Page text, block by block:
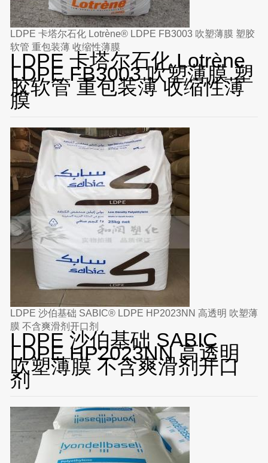
LDPE 卡塔尔石化 Lotrène® LDPE FB3003 吹塑薄膜 塑胶
软管 重包装薄 收缩性薄膜
LDPE 卡塔尔石化 Lotrène
LDPE FB3003 吹塑薄膜 塑
胶软管 重包装薄 收缩性薄
膜
LDPE 沙伯基础 SABIC® LDPE HP2023NN 高透明 吹塑薄
膜 不含爽滑剂开口剂
LDPE 沙伯基础 SABIC
LDPE HP2023NN 高透明
吹塑薄膜 不含爽滑剂开口
剂